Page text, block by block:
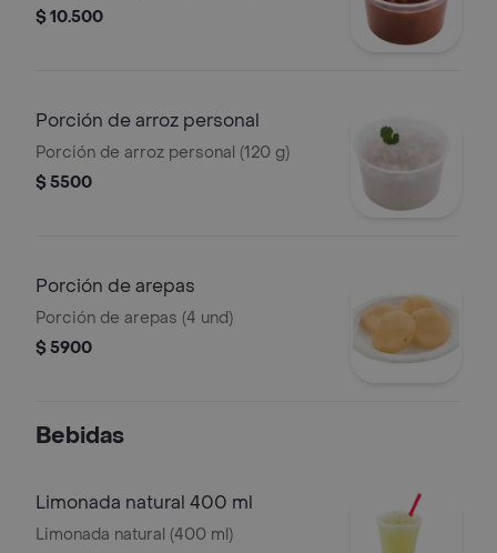
$ 10.500
Porción de arroz personal
Porción de arroz personal (120 g)
$ 5500
Porción de arepas
Porción de arepas (4 und)
$ 5900
Bebidas
Limonada natural 400 ml
Limonada natural (400 ml)